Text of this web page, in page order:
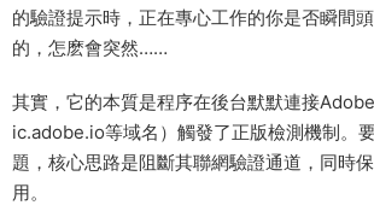
的驗證提示時，正在專心工作的你是否瞬間
的，怎麽會突然……
其實，它的本質是程序在後台默默連接
ic.adobe.io等域名）觸發了正版檢測機制。
題，核心思路是阻斷其聯網驗證通道，同時
用。